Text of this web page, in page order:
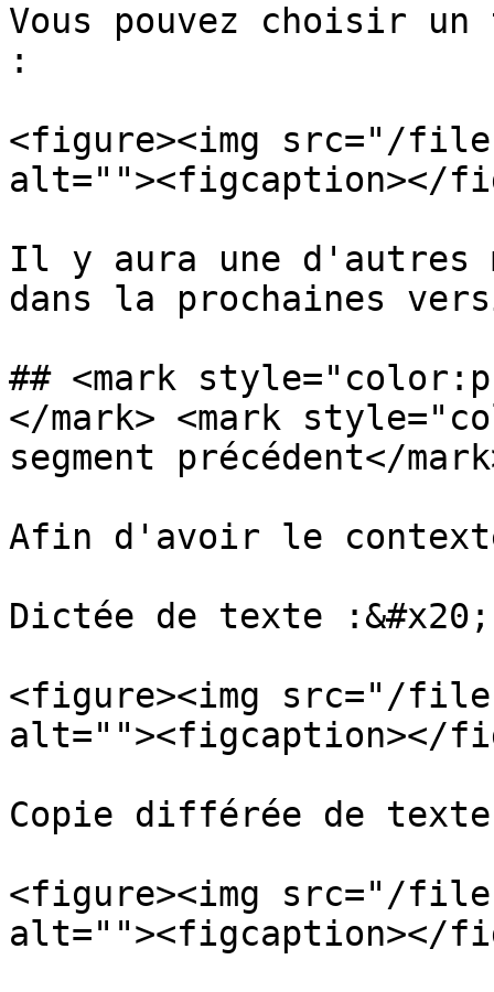
Vous pouvez choisir un
:
<figure><img src="/
alt=""><figcaption></
Il y aura une d'autres
dans la prochaines
## <mark
</mark> <mark
segment précédent</
Afin d'avoir le
Dictée de texte :&#x20;
<figure><img src="/files/
alt=""><figcaption></
Copie différée de
<figure><img src="/files/
alt=""><figcaption></